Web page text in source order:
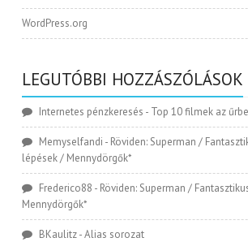
WordPress.org
LEGUTÓBBI HOZZÁSZÓLÁSOK
Internetes pénzkeresés - Top 10 filmek az
Memyselfandi - Röviden: Superman /
lépések / Mennydörgők*
Frederico88 - Röviden: Superman /
Mennydörgők*
BKaulitz-Alias sorozat